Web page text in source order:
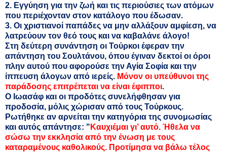
2. Εγγύηση για την ζωή και τις περιούσιες των ατόμων
που περιέχονταν στον κατάλογο που έδωσαν.
3. Οι χριστιανοί παπάδες να μην αλλάξουν αμφίεση, να
λατρεύουν τον θεό τους και να καβαλάνε άλογο!
Στη δεύτερη συνάντηση οι Τούρκοι έφεραν την
απάντηση του Σουλτάνου, όπου έγιναν δεκτοί οι όροι
πλην αυτού που αφορούσε την Αγία Σοφία και την
ίππευση άλογων από ιερείς. Μόνον οι υπεύθυνοι της
παράδοσης επιτρέπεται να είναι έφιπποι.
Ο Ιωασάφ και οι προδότες συνελήφθησαν για
προδοσία, μόλις χώρισαν από τους Τούρκους.
Ρωτήθηκε αν αρνείται την κατηγόρια της συνομωσίας
και αυτός απάντησε: " Καυχιέμαι γι’ αυτό. Ήθελα να
σώσω την εκκλησία από την ένωση με τους
καταραμένους καθολικούς. Προτίμησα να βάλω τέλος